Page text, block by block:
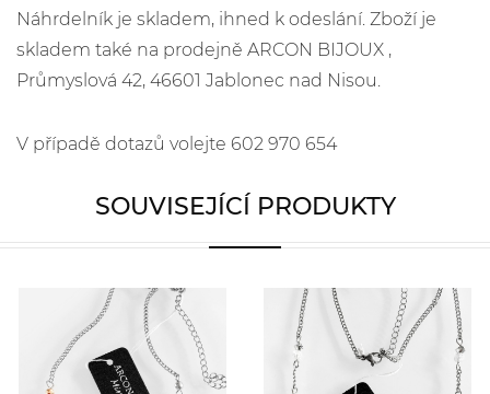
Náhrdelník je skladem, ihned k odeslání. Zboží je
skladem také na prodejně ARCON BIJOUX ,
Průmyslová 42, 46601 Jablonec nad Nisou.
V případě dotazů volejte 602 970 654
SOUVISEJÍCÍ PRODUKTY